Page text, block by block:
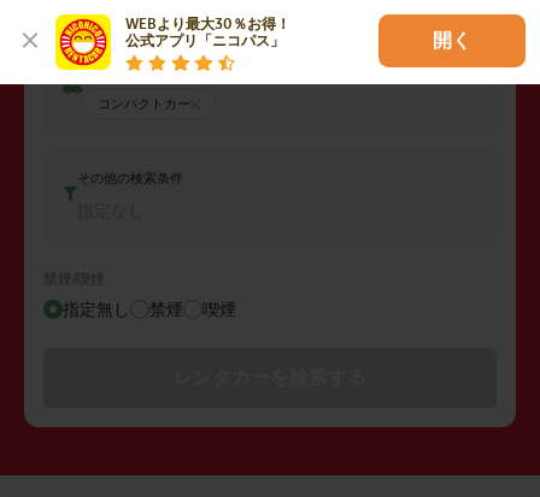
WEBより最大30％お得！
公式アプリ「ニコパス」
開く
車両タイプ
コンパクトカー
その他の検索条件
禁煙/喫煙
指定無し 禁煙 喫煙